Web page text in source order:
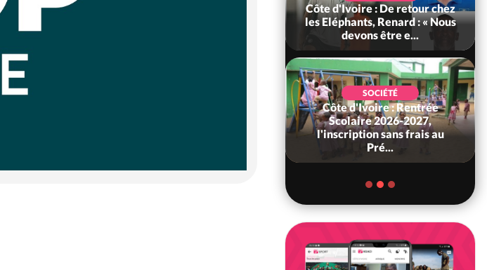
Côte d'Ivoire : De retour chez
les Eléphants, Renard : « Nous
devons être e...
SOCIÉTÉ
Côte d'Ivoire : Rentrée
Scolaire 2026-2027,
l'inscription sans frais au
Pré...